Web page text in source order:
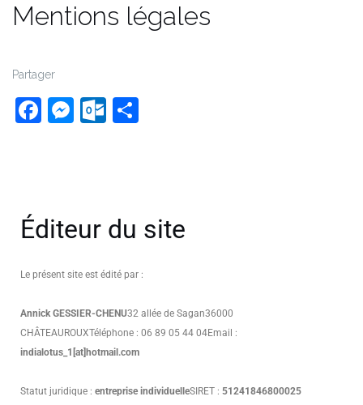
Mentions légales
Partager
Facebook
Messenger
Outlook.com
Éditeur du site
Le présent site est édité par :
Annick GESSIER-CHENU32 allée de Sagan36000
CHÂTEAUROUXTéléphone : 06 89 05 44 04Email :
indialotus_1[at]hotmail.com
Statut juridique : entreprise individuelleSIRET : 51241846800025